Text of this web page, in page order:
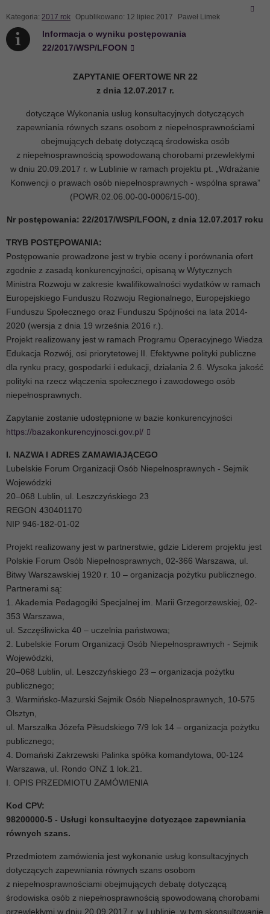
Kategoria: 2017 rok Opublikowano: 12 lipiec 2017 Paweł Limek
Informacja o wyniku postępowania
22/2017/WSP/LFOON
ZAPYTANIE OFERTOWE NR 22
z dnia 12.07.2017 r.
dotyczące Wykonania usług konsultacyjnych dotyczących
zapewniania równych szans osobom z niepełnosprawnościami
obejmujących debatę dotyczącą środowiska osób
z niepełnosprawnością spowodowaną chorobami przewlekłymi
w dniu 20.09.2017 r. w Lublinie w ramach projektu pt. „Wdrażanie
Konwencji o prawach osób niepełnosprawnych - wspólna sprawa”
(POWR.02.06.00-00-0006/15-00).
Nr postępowania: 22/2017/WSP/LFOON, z dnia 12.07.2017 roku
TRYB POSTĘPOWANIA:
Postępowanie prowadzone jest w trybie oceny i porównania ofert
zgodnie z zasadą konkurencyjności, opisaną w Wytycznych
Ministra Rozwoju w zakresie kwalifikowalności wydatków w ramach
Europejskiego Funduszu Rozwoju Regionalnego, Europejskiego
Funduszu Społecznego oraz Funduszu Spójności na lata 2014-
2020 (wersja z dnia 19 września 2016 r.).
Projekt realizowany jest w ramach Programu Operacyjnego Wiedza
Edukacja Rozwój, osi priorytetowej II. Efektywne polityki publiczne
dla rynku pracy, gospodarki i edukacji, działania 2.6. Wysoka jakość
polityki na rzecz włączenia społecznego i zawodowego osób
niepełnosprawnych.
Zapytanie zostanie udostępnione w bazie konkurencyjności
https://bazakonkurencyjnosci.gov.pl/
I. NAZWA I ADRES ZAMAWIAJĄCEGO
Lubelskie Forum Organizacji Osób Niepełnosprawnych - Sejmik
Wojewódzki
20–068 Lublin, ul. Leszczyńskiego 23
REGON 430401170
NIP 946-182-01-02
Projekt realizowany jest w partnerstwie, gdzie Liderem projektu jest
Polskie Forum Osób Niepełnosprawnych, 02-366 Warszawa, ul.
Bitwy Warszawskiej 1920 r. 10 – organizacja pożytku publicznego.
Partnerami są:
1. Akademia Pedagogiki Specjalnej im. Marii Grzegorzewskiej, 02-
353 Warszawa,
ul. Szczęśliwicka 40 – uczelnia państwowa;
2. Lubelskie Forum Organizacji Osób Niepełnosprawnych - Sejmik
Wojewódzki,
20–068 Lublin, ul. Leszczyńskiego 23 – organizacja pożytku
publicznego;
3. Warmińsko-Mazurski Sejmik Osób Niepełnosprawnych, 10-575
Olsztyn,
ul. Marszałka Józefa Piłsudskiego 7/9 lok 14 – organizacja pożytku
publicznego;
4. Domański Zakrzewski Palinka spółka komandytowa, 00-124
Warszawa, ul. Rondo ONZ 1 lok.21.
I. OPIS PRZEDMIOTU ZAMÓWIENIA
Kod CPV:
98200000-5 - Usługi konsultacyjne dotyczące zapewniania
równych szans.
Przedmiotem zamówienia jest wykonanie usług konsultacyjnych
dotyczących zapewniania równych szans osobom
z niepełnosprawnościami obejmujących debatę dotyczącą
środowiska osób z niepełnosprawnością spowodowaną chorobami
przewlekłymi w dniu 20.09.2017 r. w Lublinie, w tym skonsultowanie